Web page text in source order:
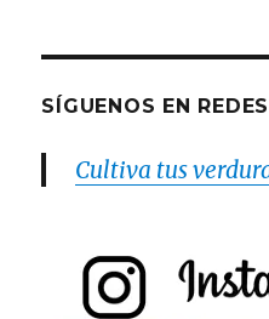
SÍGUENOS EN
Cultiva tus